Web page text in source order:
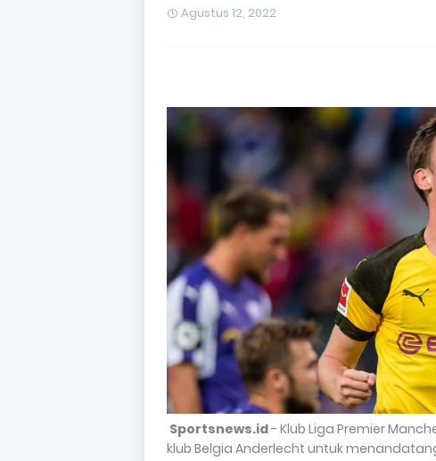
Agustus 12, 2022
Sportsnews.id- Klub Liga Premier
klub Belgia Anderlecht untuk